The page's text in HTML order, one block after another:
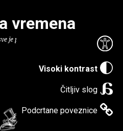
Visoki kontrast
Čitljiv slog
Podcrtane poveznice
vremena
je puno knjiga.